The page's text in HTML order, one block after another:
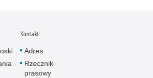
Kontakt
Adres
Rzecznik
prasowy